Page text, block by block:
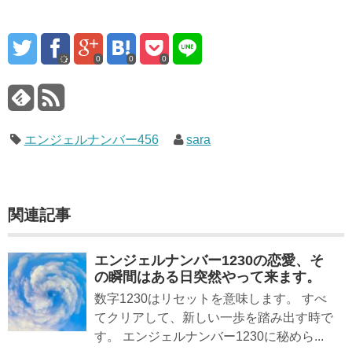
0 0 0
エンジェルナンバー456 sara
関連記事
エンジェルナンバー1230の恋愛、そ
の瞬間はある日突然やって来ます。
数字1230はリセットを意味します。 すべ
てクリアして、新しい一歩を踏み出す時で
す。 エンジェルナンバー1230に秘めら...